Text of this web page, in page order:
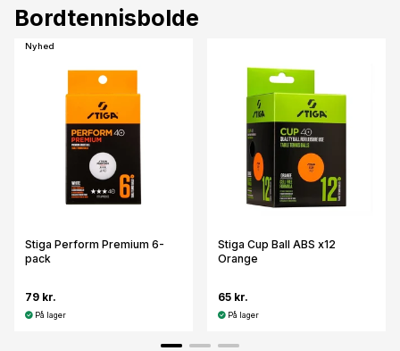
Bordtennisbolde
Nyhed
Stiga Perform Premium 6-
pack
79 kr.
På lager
Stiga Cup Ball ABS x12
Orange
65 kr.
På lager